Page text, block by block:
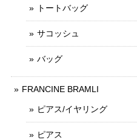
トートバッグ
サコッシュ
バッグ
FRANCINE BRAMLI
ピアス/イヤリング
ピアス